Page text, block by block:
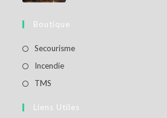
Boutique
SecourismeS’ouvre
onglet
IncendieS’ouvre
nouvel
TMS
un
Liens Utiles